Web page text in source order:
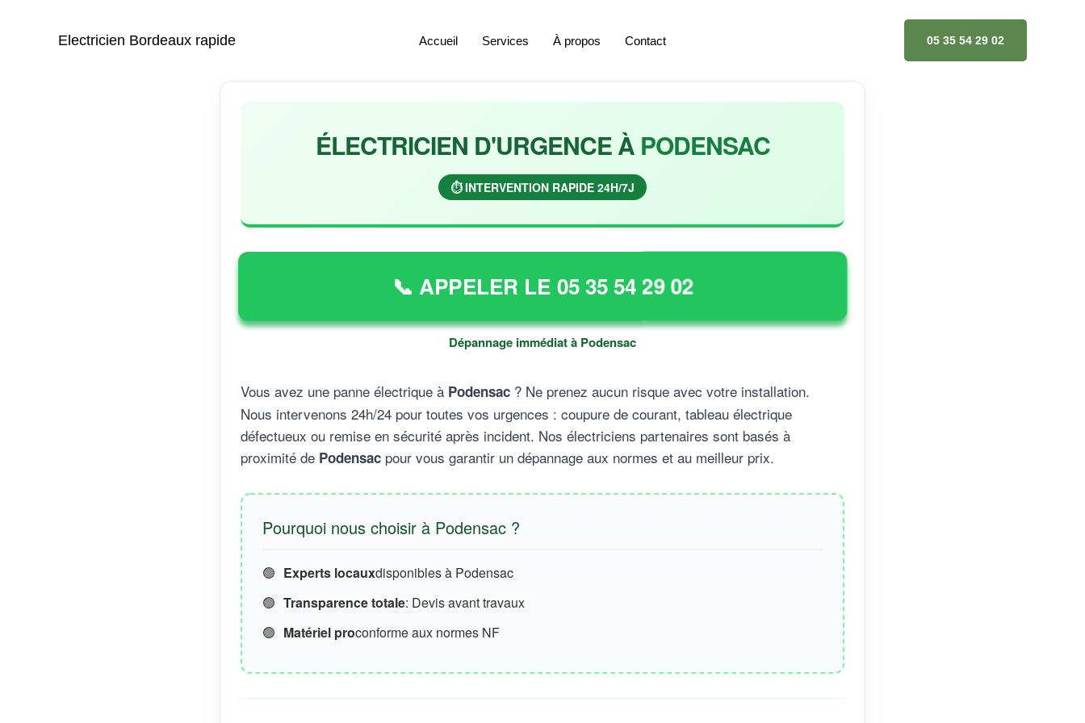
Electricien Bordeaux rapide Accueil Services À propos Contact 05 35 54 29 02
ÉLECTRICIEN D'URGENCE À PODENSAC
⏱️ INTERVENTION RAPIDE 24H/7J
📞 APPELER LE 05 35 54 29 02
Dépannage immédiat à Podensac
Vous avez une panne électrique à Podensac ? Ne prenez aucun risque avec votre installation.
Nous intervenons 24h/24 pour toutes vos urgences : coupure de courant, tableau électrique
défectueux ou remise en sécurité après incident. Nos électriciens partenaires sont basés à
proximité de Podensac pour vous garantir un dépannage aux normes et au meilleur prix.
Pourquoi nous choisir à Podensac ?
🟢 Experts locauxdisponibles à Podensac
🟢 Transparence totale: Devis avant travaux
🟢 Matériel proconforme aux normes NF